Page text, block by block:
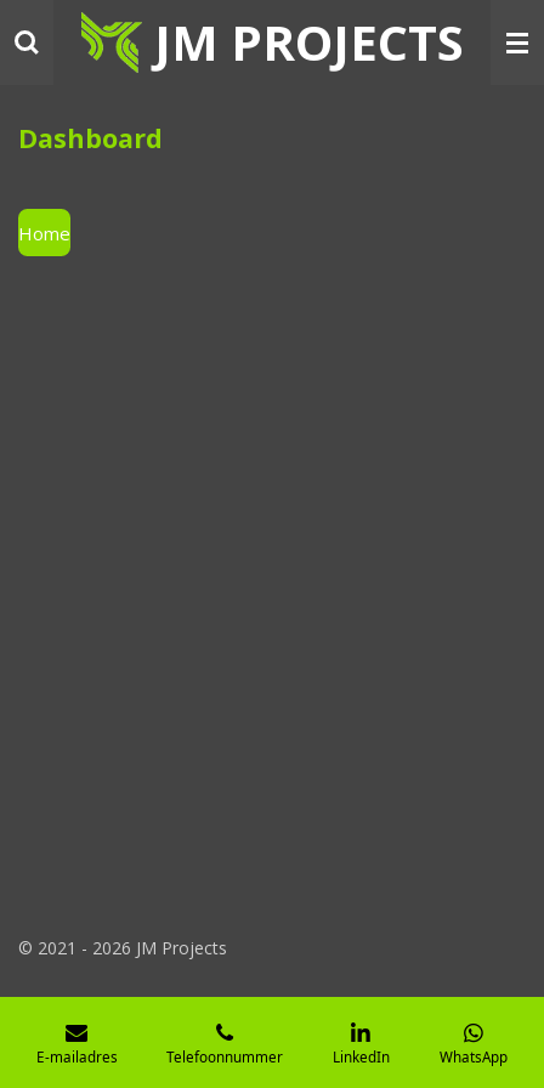
direct
hoofdinhoud
JM PROJECTS
Dashboard
Home
© 2021 - 2026 JM Projects
E-mailadres Telefoonnummer LinkedIn WhatsApp